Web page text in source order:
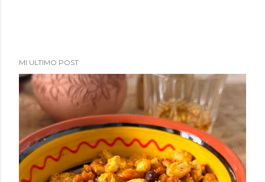
MI ULTIMO POST